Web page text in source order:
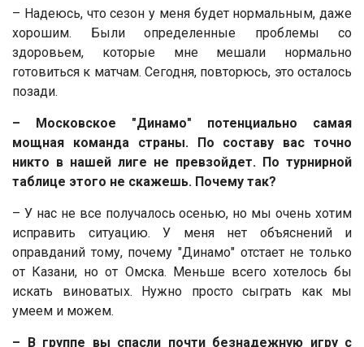
– Надеюсь, что сезон у меня будет нормальным, даже
хорошим. Были определенные проблемы со
здоровьем, которые мне мешали нормально
готовиться к матчам. Сегодня, повторюсь, это осталось
позади.
– Московское "Динамо" потенциально самая
мощная команда страны. По составу вас точно
никто в нашей лиге не превзойдет. По турнирной
таблице этого не скажешь. Почему так?
– У нас не все получалось осенью, но мы очень хотим
исправить ситуацию. У меня нет объяснений и
оправданий тому, почему "Динамо" отстает не только
от Казани, но от Омска. Меньше всего хотелось бы
искать виноватых. Нужно просто сыграть как мы
умеем и можем.
– В группе вы спасли почти безнадежную игру с